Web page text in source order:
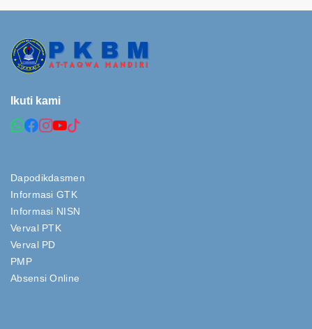
Ikuti kami
Dapodikdasmen
Informasi GTK
Informasi NISN
Verval PTK
Verval PD
PMP
Absensi Online